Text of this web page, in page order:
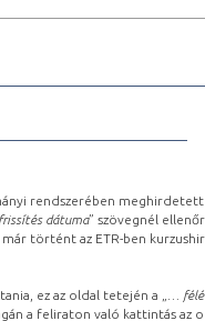
rendszerében
dátuma” szövegnél
történt az ETR-ben
ez az oldal tetején a „
…
a feliraton való kattintás az